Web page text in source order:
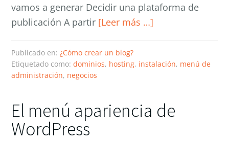
vamos a generar Decidir una plataforma de
publicación A partir [Leer más …]
Publicado en:¿Cómo crear un blog?
Etiquetado como:dominios, hosting, instalación, menú de
administración, negocios
El menú apariencia de
WordPress